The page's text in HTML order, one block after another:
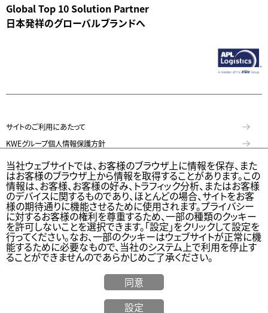
Global Top 10 Solution Partner
日本発祥のグローバルブランドへ
サイトのご利用にあたって
KWEグループ個人情報保護方針
個人情報保護方針
特定個人情報等の適正な取扱いに関する基本方針
KWE Group Social Media Policy（KWEグループソーシャルメディア基本
方針）
ウェブアクセシビリティステートメント
© Kintetsu World Express, Inc
当社ウェブサイトでは、お客様のブラウザ上に情報を保存、また
はお客様のブラウザ上から情報を取得することがあります。この
情報は、お客様、お客様の好み、トラフィック分析、またはお客様
のデバイスに関するものであり、ほとんどの場合、サイトをお客
様の期待通りに機能させるために使用されます。プライバシー
に対するお客様の権利を尊重するため、一部の種類のクッキー
を許可しないことを選択できます。「設定」をクリックして設定を
行ってください。なお、一部のクッキーはウェブサイトが正常に機
能するために必要なもので、当社のシステム上で利用を停止す
ることができませんのであらかじめご了承ください。
同意
設定